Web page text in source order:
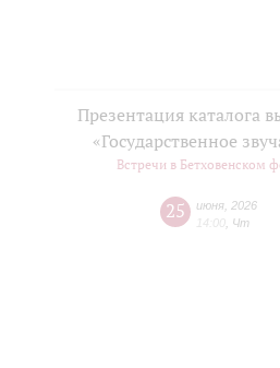
Презентация каталога
«Государственное
Встречи в Бетховенском
25 июня 2026
14:00 Чт